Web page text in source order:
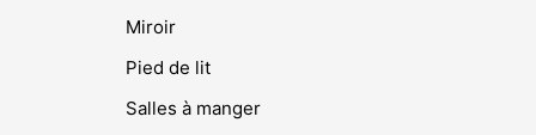
Miroir
Pied de lit
Salles à manger